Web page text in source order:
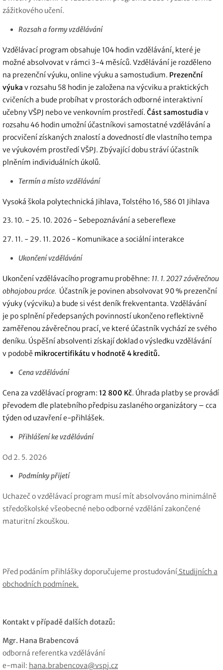
zážitkového učení.
Rozsah a formy vzdělávání
Vzdělávací program obsahuje 104 hodin vzdělávání, které je
možné absolvovat v rámci 3-4 měsíců. Vzdělávání je rozděleno
na prezenční výuku, online výuku a samostudium. Prezenční
výuka v rozsahu 58 hodin je založena na výcviku a praktických
cvičeních a bude probíhat v prostorách odborné interaktivní
učebny VŠPJ nebo ve venkovním prostředí. Část samostudia v
rozsahu 46 hodin umožní účastníkovi samostatné vzdělávání a
procvičení získaných znalostí a dovedností dle vlastního tempa
ve výukovém prostředí VŠPJ. Zbývající dobu stráví účastník
plněním individuálních úkolů.
Termín a místo vzdělávání
Vysoká škola polytechnická Jihlava, Tolstého 16, 586 01 Jihlava
23. 10. - 25. 10. 2026 - Sebepoznávání a sebereflexe
27. 11. - 29. 11. 2026 - Komunikace a sociální interakce
Ukončení vzdělávání
Ukončení vzdělávacího programu proběhne: 11. 1. 2027 závěrečnou
obhajobou práce. Účastník je povinen absolvovat 90 % prezenční
výuky (výcviku) a bude si vést deník frekventanta. Vzdělávání
je po splnění předepsaných povinností ukončeno reflektivně
zaměřenou závěrečnou prací, ve které účastník vychází ze svého
deníku. Úspěšní absolventi získají doklad o výsledku vzdělávání
v podobě mikrocertifikátu v hodnotě 4 kreditů.
Cena vzdělávání
Cena za vzdělávací program: 12 800 Kč. Úhrada platby se provádí
převodem dle platebního předpisu zaslaného organizátory – cca
týden od uzavření e-přihlášek.
Přihlášení ke vzdělávání
Od 2. 5. 2026
Podmínky přijetí
Uchazeč o vzdělávací program musí mít absolvováno minimálně
středoškolské všeobecné nebo odborné vzdělání zakončené
maturitní zkouškou.
Před podáním přihlášky doporučujeme prostudování Studijních a
obchodních podmínek.
Kontakt v případě dalších dotazů:
Mgr. Hana Brabencová
odborná referentka vzdělávání
e-mail: hana.brabencova@vspj.cz